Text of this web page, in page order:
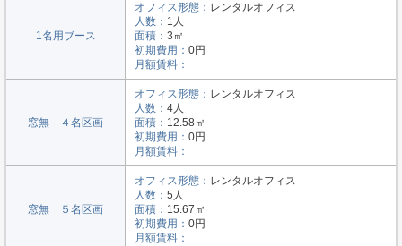
1名用ブース
オフィス形態： レンタルオフィス
人数： 1人
面積： 3㎡
初期費用： 0円
月額賃料：
窓無 ４名区画
オフィス形態： レンタルオフィス
人数： 4人
面積： 12.58㎡
初期費用： 0円
月額賃料：
窓無 ５名区画
オフィス形態： レンタルオフィス
人数： 5人
面積： 15.67㎡
初期費用： 0円
月額賃料：